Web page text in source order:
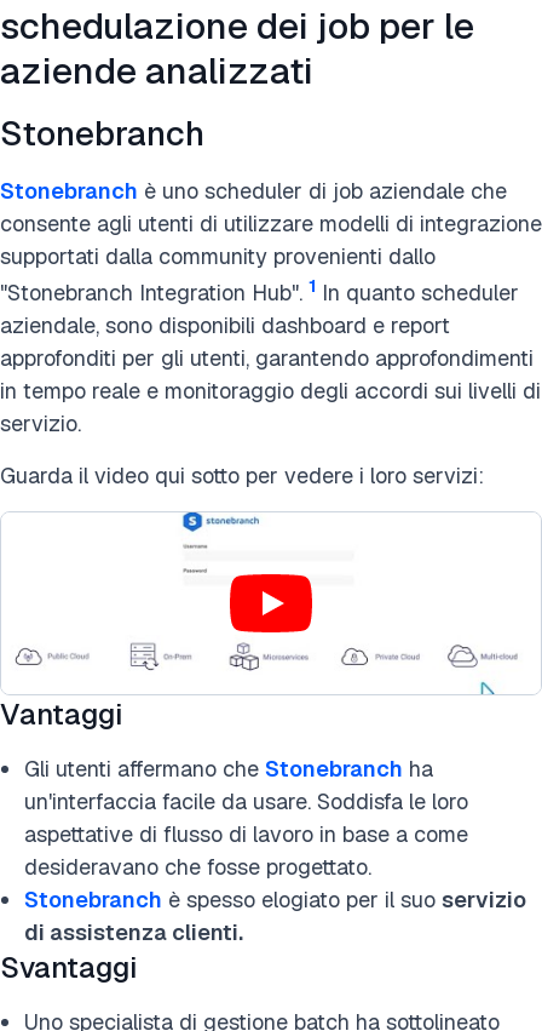
schedulazione dei job per le
aziende analizzati
Stonebranch
Stonebranch è uno scheduler di job aziendale che
consente agli utenti di utilizzare modelli di integrazione
supportati dalla community provenienti dallo
"Stonebranch Integration Hub". 1 In quanto scheduler
aziendale, sono disponibili dashboard e report
approfonditi per gli utenti, garantendo approfondimenti
in tempo reale e monitoraggio degli accordi sui livelli di
servizio.
Guarda il video qui sotto per vedere i loro servizi:
Vantaggi
Gli utenti affermano che Stonebranch ha
un'interfaccia facile da usare. Soddisfa le loro
aspettative di flusso di lavoro in base a come
desideravano che fosse progettato.
Stonebranch è spesso elogiato per il suo servizio
di assistenza clienti.
Svantaggi
Uno specialista di gestione batch ha sottolineato